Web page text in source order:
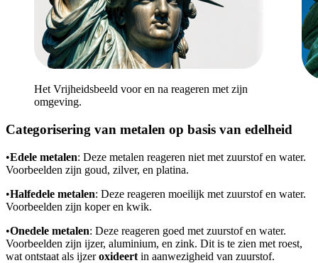
Het Vrijheidsbeeld voor en na reageren met zijn
omgeving.
Categorisering van metalen op basis van edelheid
•Edele metalen: Deze metalen reageren niet met zuurstof en water.
Voorbeelden zijn goud, zilver, en platina.
•Halfedele metalen: Deze reageren moeilijk met zuurstof en water.
Voorbeelden zijn koper en kwik.
•Onedele metalen: Deze reageren goed met zuurstof en water.
Voorbeelden zijn ijzer, aluminium, en zink. Dit is te zien met roest,
wat ontstaat als ijzeroxideert in aanwezigheid van zuurstof.